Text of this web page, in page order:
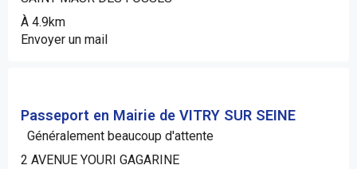
À 4.9km
Envoyer un mail
Passeport en Mairie de VITRY SUR SEINE
Généralement beaucoup d'attente
2 AVENUE YOURI GAGARINE